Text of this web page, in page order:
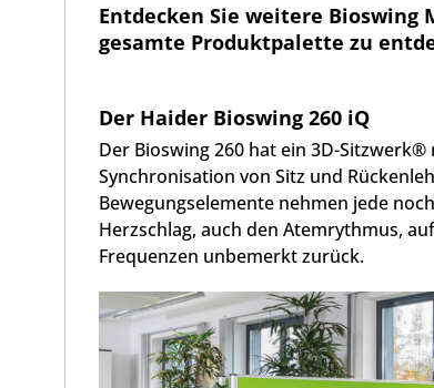
Entdecken Sie weitere Bioswing
gesamte Produktpalette zu
Der Haider Bioswing 260 iQ
Der Bioswing 260 hat ein 3D-
Synchronisation von Sitz und
Bewegungselemente nehmen jede
Herzschlag, auch den Atemrythmus,
Frequenzen unbemerkt zurück.